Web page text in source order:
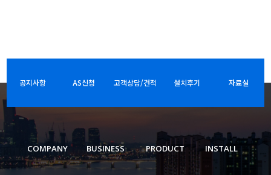
공지사항 AS신청 고객상담/견적 설치후기 자료실
COMPANY BUSINESS PRODUCT INSTALL